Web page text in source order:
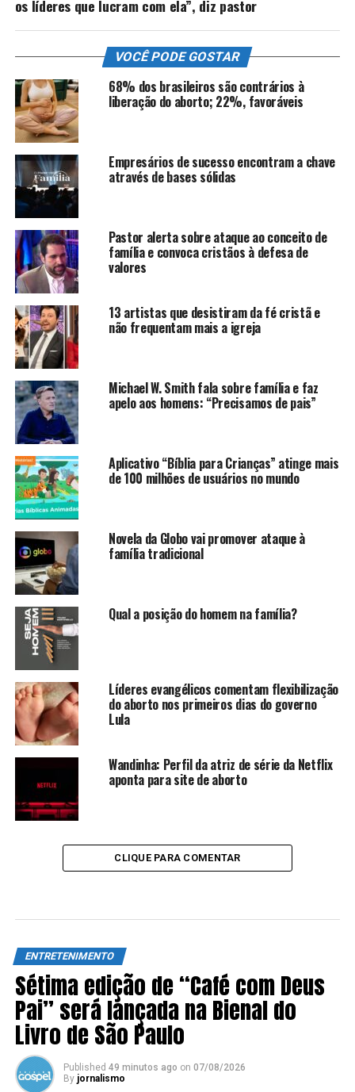
os líderes que lucram com ela”, diz pastor
VOCÊ PODE GOSTAR
68% dos brasileiros são contrários à
liberação do aborto; 22%, favoráveis
Empresários de sucesso encontram a chave
através de bases sólidas
Pastor alerta sobre ataque ao conceito de
família e convoca cristãos à defesa de
valores
13 artistas que desistiram da fé cristã e
não frequentam mais a igreja
Michael W. Smith fala sobre família e faz
apelo aos homens: “Precisamos de pais”
Aplicativo “Bíblia para Crianças” atinge mais
de 100 milhões de usuários no mundo
Novela da Globo vai promover ataque à
família tradicional
Qual a posição do homem na família?
Líderes evangélicos comentam flexibilização
do aborto nos primeiros dias do governo
Lula
Wandinha: Perfil da atriz de série da Netflix
aponta para site de aborto
CLIQUE PARA COMENTAR
ENTRETENIMENTO
Sétima edição de “Café com Deus
Pai” será lançada na Bienal do
Livro de São Paulo
Published 49 minutos ago on 07/08/2026
By jornalismo